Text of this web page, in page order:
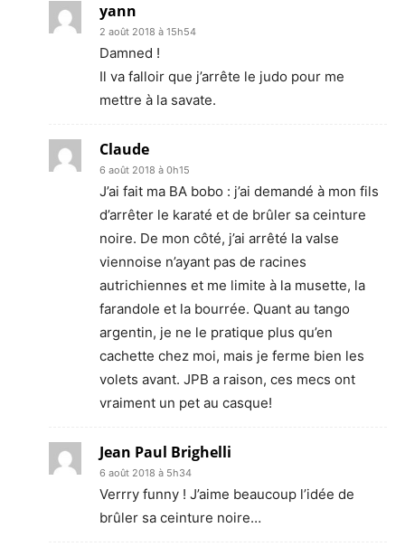
yann
2 août 2018 à 15h54
Damned !
Il va falloir que j’arrête le judo pour me
mettre à la savate.
Claude
6 août 2018 à 0h15
J’ai fait ma BA bobo : j’ai demandé à mon fils
d’arrêter le karaté et de brûler sa ceinture
noire. De mon côté, j’ai arrêté la valse
viennoise n’ayant pas de racines
autrichiennes et me limite à la musette, la
farandole et la bourrée. Quant au tango
argentin, je ne le pratique plus qu’en
cachette chez moi, mais je ferme bien les
volets avant. JPB a raison, ces mecs ont
vraiment un pet au casque!
Jean Paul Brighelli
6 août 2018 à 5h34
Verrry funny ! J’aime beaucoup l’idée de
brûler sa ceinture noire…